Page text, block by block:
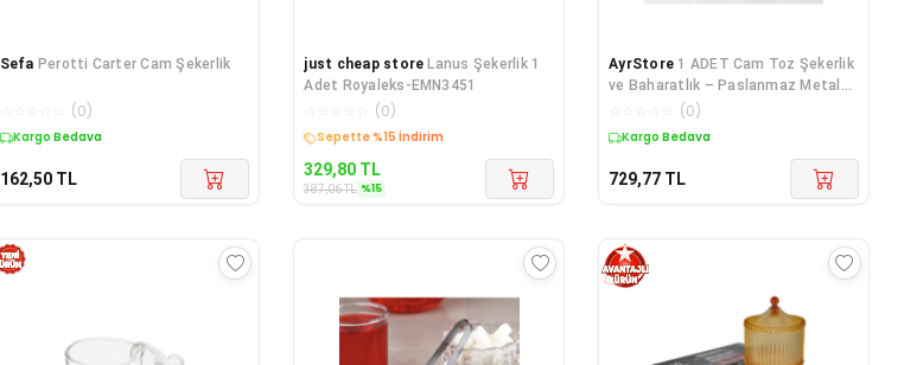
Sefa Perotti Carter Cam Şekerlik
(0)
Kargo Bedava
162,50 TL
just cheap store Lanus Şekerlik 1
Adet Royaleks-EMN3451
(0)
Kargo Bedava
329,80 TL
387,06TL %15
AyrStore 1 ADET Cam Toz Şekerlik
ve Baharatlık – Paslanmaz Metal
Detaylı Dökme Ağızlı Şek
(0)
Kargo Bedava
729,77 TL